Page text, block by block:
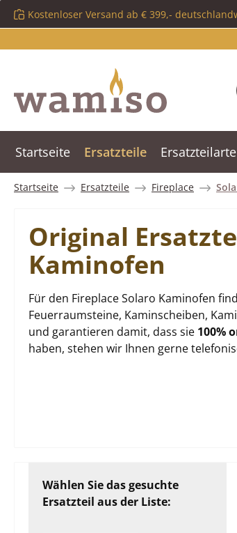
Hauptinhalt springen
Zur Suche springen
Zur Hauptnavigation springen
Kostenloser Versand ab € 399,-
Startseite Ersatzteile
Startseite Ersatzteile Fireplace
Original
Kaminofen
Für den Fireplace Solaro Kaminofen
Feuerraumsteine, Kaminscheiben,
und garantieren damit, dass sie 100%
haben, stehen wir Ihnen gerne
Wählen Sie das gesuchte
Ersatzteil aus der Liste: